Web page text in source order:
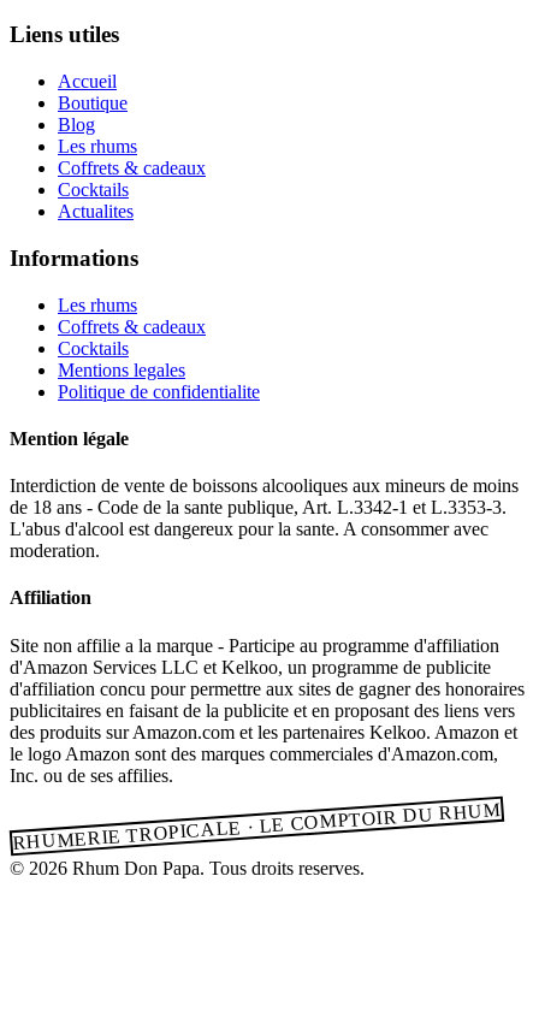
Liens utiles
Accueil
Boutique
Blog
Les rhums
Coffrets & cadeaux
Cocktails
Actualites
Informations
Les rhums
Coffrets & cadeaux
Cocktails
Mentions legales
Politique de confidentialite
Mention légale
Interdiction de vente de boissons alcooliques aux mineurs de moins
de 18 ans - Code de la sante publique, Art. L.3342-1 et L.3353-3.
L'abus d'alcool est dangereux pour la sante. A consommer avec
moderation.
Affiliation
Site non affilie a la marque - Participe au programme d'affiliation
d'Amazon Services LLC et Kelkoo, un programme de publicite
d'affiliation concu pour permettre aux sites de gagner des honoraires
publicitaires en faisant de la publicite et en proposant des liens vers
des produits sur Amazon.com et les partenaires Kelkoo. Amazon et
le logo Amazon sont des marques commerciales d'Amazon.com,
Inc. ou de ses affilies.
RHUMERIE TROPICALE · LE COMPTOIR DU RHUM
© 2026 Rhum Don Papa. Tous droits reserves.